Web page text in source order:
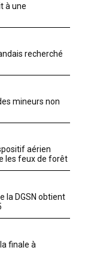
à une
recherché
mineurs non
aérien
les feux de forêt
la DGSN obtient
finale à